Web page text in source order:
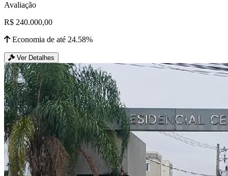
Avaliação
R$ 240.000,00
Economia de até 24.58%
Ver Detalhes